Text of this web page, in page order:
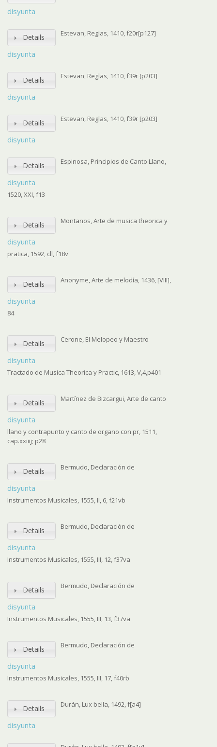
disyunta
Details
disyunta
Estevan, Reglas, 1410, f20r[p127]
Details
disyunta
Estevan, Reglas, 1410, f39r (p203]
Details
disyunta
Estevan, Reglas, 1410, f39r [p203]
Details
disyunta
Espinosa, Principios de Canto Llano,
1520, XXI, f13
Details
disyunta
Montanos, Arte de musica theorica y
pratica, 1592, cll, f18v
Details
disyunta
Anonyme, Arte de melodía, 1436, [VIII],
84
Details
disyunta
Cerone, El Melopeo y Maestro
Tractado de Musica Theorica y Practic, 1613, V,4,p401
Details
disyunta
Martínez de Bizcargui, Arte de canto
llano y contrapunto y canto de organo con pr, 1511,
cap.xxiiij; p28
Details
disyunta
Bermudo, Declaración de
Instrumentos Musicales, 1555, II, 6, f21vb
Details
disyunta
Bermudo, Declaración de
Instrumentos Musicales, 1555, III, 12, f37va
Details
disyunta
Bermudo, Declaración de
Instrumentos Musicales, 1555, III, 13, f37va
Details
disyunta
Bermudo, Declaración de
Instrumentos Musicales, 1555, III, 17, f40rb
Details
disyunta
Durán, Lux bella, 1492, f[a4]